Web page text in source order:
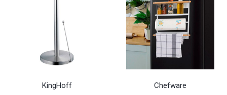
KingHoff Chefware